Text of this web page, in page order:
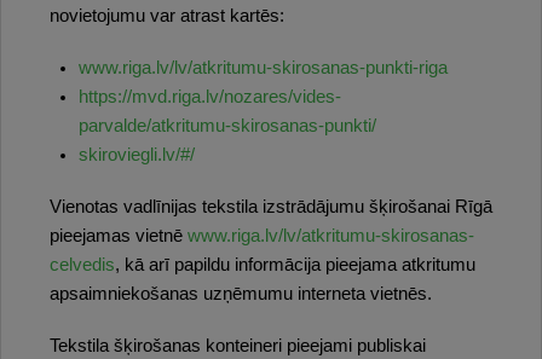
novietojumu var atrast kartēs:
www.riga.lv/lv/atkritumu-skirosanas-punkti-riga
https://mvd.riga.lv/nozares/vides-
parvalde/atkritumu-skirosanas-punkti/
skiroviegli.lv/#/
Vienotas vadlīnijas tekstila izstrādājumu šķirošanai Rīgā
pieejamas vietnē www.riga.lv/lv/atkritumu-skirosanas-
celvedis, kā arī papildu informācija pieejama atkritumu
apsaimniekošanas uzņēmumu interneta vietnēs.
Tekstila šķirošanas konteineri pieejami publiskai